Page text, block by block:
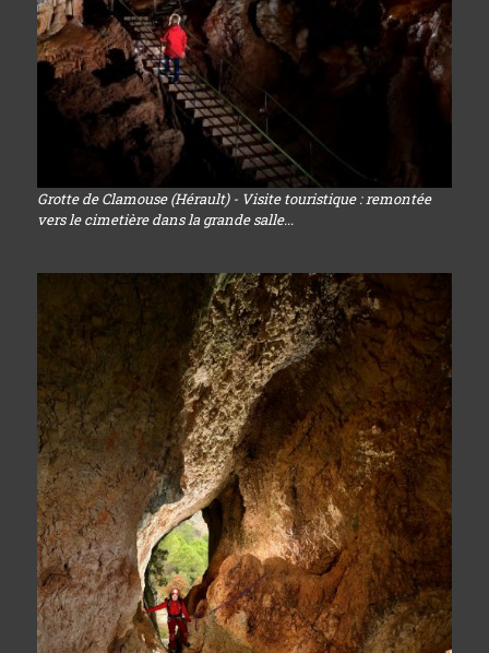
Grotte de Clamouse (Hérault) - Visite touristique : remontée
vers le cimetière dans la grande salle...